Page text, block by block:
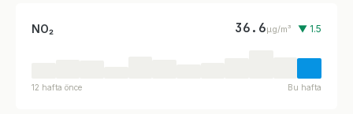
NO₂ 36.6µg/m³ ▼ 1.5
12 hafta önce Bu hafta